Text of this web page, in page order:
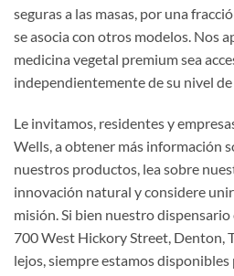
seguras a las masas, por una
se asocia con otros modelos. Nos
medicina vegetal premium sea
independientemente de su nivel de
Le invitamos, residentes y
Wells, a obtener más información
nuestros productos, lea sobre
innovación natural y considere
misión. Si bien nuestro
700 West Hickory Street, Denton,
lejos, siempre estamos